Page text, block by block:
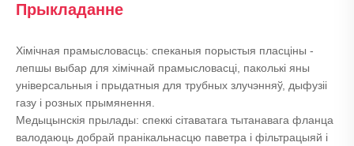
Прыкладанне
Хімічная прамысловасць: спеканыя порыстыя пласціны -
лепшы выбар для хімічнай прамысловасці, паколькі яны
універсальныя і прыдатныя для трубных злучэнняў, дыфузіі
газу і розных прымянення.
Медыцынскія прылады: спеккі сітаватага тытанавага фланца
валодаюць добрай пранікальнасцю паветра і фільтрацыяй і